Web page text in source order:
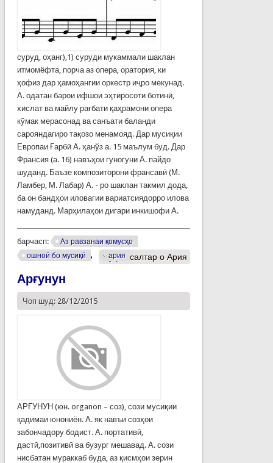
суруд, оҳанг),1) суруди мукаммали шаклан
итмомёфта, порча аз опера, оратория, ки
ҳофиз дар ҳамоҳангии оркестр иҷро мекунад.
А. одатан барои ифшои эҳтиросоти ботинӣ,
хислат ва майлу рағбати қаҳрамони опера
кўмак мерасонад ва санъати баланди
сарояндагиро тақозо менамояд. Дар мусиқии
Европаи Ғарбӣ А. ҳанўз а. 15 маълум буд. Дар
Франсия (а. 16) навъҳои гуногуни А. пайдо
шуданд. Баъзе композиторони франсавӣ (М.
Ламбер, М. Лабар) А. - ро шаклан такмил дода,
ба он бандҳои иловагии вариатсиядорро илова
намуданд. Марҳилаҳои дигари инкишофи А.
барчасп:
Аз равзанаи қомусҳо
ошноӣ бо мусиқӣ
ария
Муфассалтар о Ария
Арғунун
Чоп шуд: 28/12/2015
АРҒУНУН (юн. organon – соз), сози мусиқии
қадимаи юнониён. А. як навъи созҳои
забончадору бодист. А. портативӣ,
дастӣ,позитивӣ ва бузург мешавад. А. сози
нисбатан мураккаб буда, аз қисмҳои зерин